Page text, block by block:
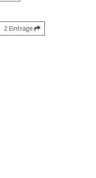
2 Einträge